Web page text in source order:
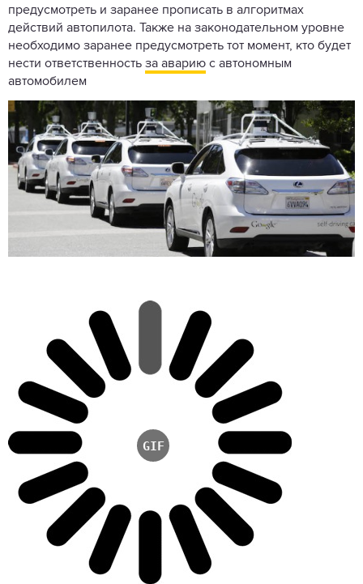
предусмотреть и заранее прописать в алгоритмах
действий автопилота. Также на законодательном уровне
необходимо заранее предусмотреть тот момент, кто будет
нести ответственность за аварию с автономным
автомобилем